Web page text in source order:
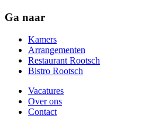
Ga naar
Kamers
Arrangementen
Restaurant Rootsch
Bistro Rootsch
Vacatures
Over ons
Contact